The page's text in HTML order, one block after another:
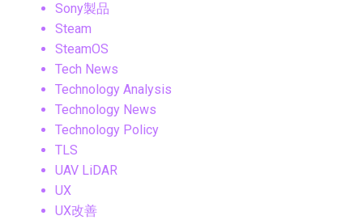
Sony製品
Steam
SteamOS
Tech News
Technology Analysis
Technology News
Technology Policy
TLS
UAV LiDAR
UX
UX改善